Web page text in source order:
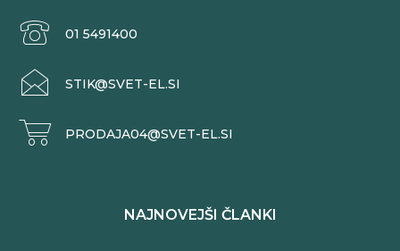
01 5491400
STIK@SVET-EL.SI
PRODAJA04@SVET-EL.SI
NAJNOVEJŠI ČLANKI